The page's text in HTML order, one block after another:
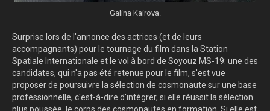
Galina Kairova.
Surprise lors de l'annonce des actrices (et de leurs
accompagnants) pour le tournage du film dans la Station
Spatiale Internationale et le vol à bord de Soyouz MS-19: une des
candidates, qui n'a pas été retenue pour le film, s'est vue
proposer de poursuivre la sélection de cosmonaute sur une base
professionnelle, c'est-à-dire d'intégrer, si elle réussit la sélection
plus poussée, le corps des cosmonautes en formation. Si elle est